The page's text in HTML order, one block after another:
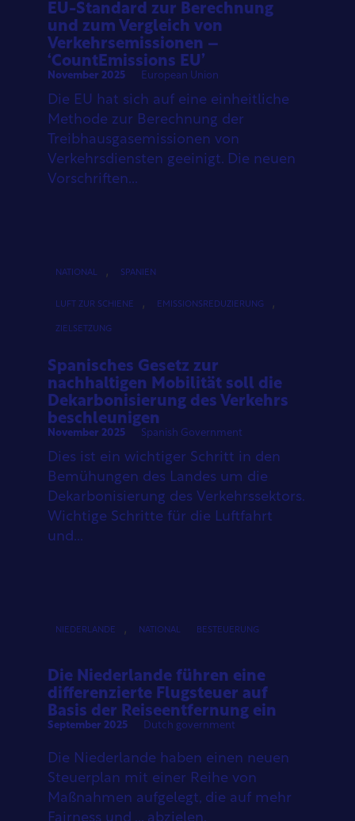
EU-Standard zur Berechnung
und zum Vergleich von
Verkehrsemissionen –
‘CountEmissions EU’
November 2025 European Union
Die EU hat sich auf eine einheitliche
Methode zur Berechnung der
Treibhausgasemissionen von
Verkehrsdiensten geeinigt. Die neuen
Vorschriften...
NATIONAL , SPANIEN
LUFT ZUR SCHIENE , EMISSIONSREDUZIERUNG ,
ZIELSETZUNG
Spanisches Gesetz zur
nachhaltigen Mobilität soll die
Dekarbonisierung des Verkehrs
beschleunigen
November 2025 Spanish Government
Dies ist ein wichtiger Schritt in den
Bemühungen des Landes um die
Dekarbonisierung des Verkehrssektors.
Wichtige Schritte für die Luftfahrt
und...
NIEDERLANDE , NATIONAL BESTEUERUNG
Die Niederlande führen eine
differenzierte Flugsteuer auf
Basis der Reiseentfernung ein
September 2025 Dutch government
Die Niederlande haben einen neuen
Steuerplan mit einer Reihe von
Maßnahmen aufgelegt, die auf mehr